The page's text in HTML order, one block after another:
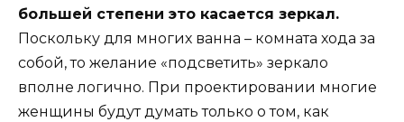
большей степени это касается зеркал.
Поскольку для многих ванна – комната хода за
собой, то желание «подсветить» зеркало
вполне логично. При проектировании многие
женщины будут думать только о том, как